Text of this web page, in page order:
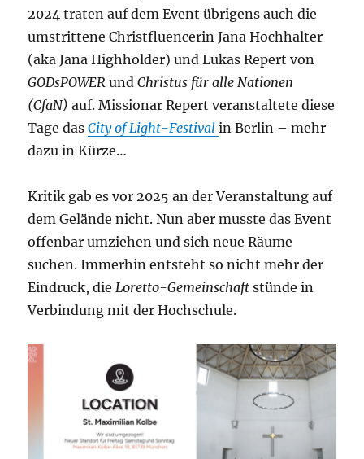
2024 traten auf dem Event übrigens auch die
umstrittene Christfluencerin Jana Hochhalter
(aka Jana Highholder) und Lukas Repert von
GODsPOWER undChristus für alle Nationen
(CfaN) auf. Missionar Repert veranstaltete diese
Tage dasCity of Light-Festival in Berlin – mehr
dazu in Kürze…
Kritik gab es vor 2025 an der Veranstaltung auf
dem Gelände nicht. Nun aber musste das Event
offenbar umziehen und sich neue Räume
suchen. Immerhin entsteht so nicht mehr der
Eindruck, die Loretto-Gemeinschaft stünde in
Verbindung mit der Hochschule.